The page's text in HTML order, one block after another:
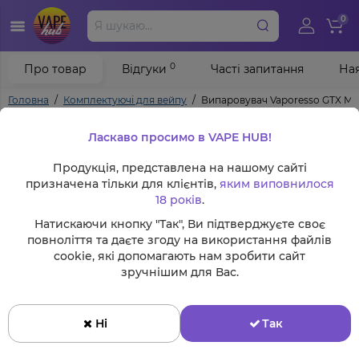
0
Головна Комплектуючі для вейпу Випаровувач Vaporesso GTX
Про товар Відгуки 0 Часті запитання
Ласкаво просимо в VAPE HUB!
Продукція, представлена на нашому сайті
призначена тільки для клієнтів, яким виповнилося
18 років.
Натискаючи кнопку "Так", Ви підтверджуєте своє
повноліття та даєте згоду на використання файлів
cookie, які допомагають нам зробити сайт
зручнішим для Вас.
Ні Так